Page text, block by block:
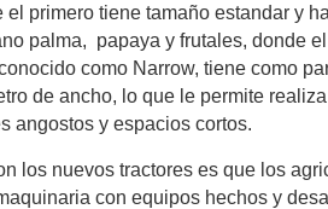
primero tiene tamaño estandar y
palma, papaya y frutales, donde
como Narrow, tiene como
de ancho, lo que le permite
angostos y espacios cortos.
los nuevos tractores es que los
con equipos hechos y